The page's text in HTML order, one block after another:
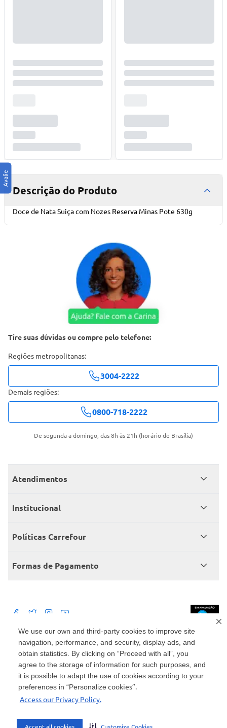
We use our own and third-party cookies to improve site
navigation, performance, and security, display ads, and
obtain statistics. By clicking on “Proceed with all”, you
agree to the storage of information for such purposes, and
it is possible to adapt the use of cookies according to your
preferences in “Personalize cookies”.
Access our Privacy Policy.
Accept all cookies Customize Cookies
Descrição do Produto
Doce de Nata Suiça com Nozes Reserva Minas Pote 630g
Tire suas dúvidas ou compre pelo telefone:
Regiões metropolitanas:
3004-2222
Demais regiões:
0800-718-2222
De segunda a domingo, das 8h às 21h (horário de Brasília)
Atendimentos
Meus pedidos
Consumidor.gov
Institucional
Grupo Carrefour Brasil
Produtos Carrefour
Políticas Carrefour
Políticas de entregas
Políticas de trocas e devoluções
Formas de Pagamento
Mercado: Carrefour Comércio e Indústrias Ltda Via de Acesso Norte, Km 38,
nº 420, Empresarial Gato Preto, Cajamar - SP | CEP 07789-100 | CNPJ:
45.543.915/0846-95
Drogaria: Carrefour Comercio e Industria Ltda: Avenida das Nações Unidas,
15187, Loja 104/105/106 Bloco A Setor 1 - Vila Gertrudes, São Paulo, SP |
CEP 04794-000 | CNPJ: 45.543.915/0736-50
Envio de documentos administrativos e jurídicos: Avenida Tucunaré, 125 -
Tamboré, Barueri - SP | CEP 06460-020
atendimento@carrefour.com.br